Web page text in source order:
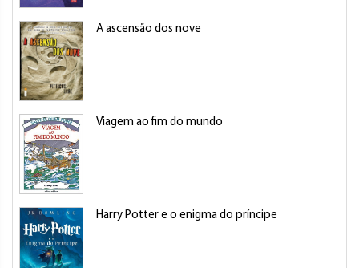
A ascensão dos nove
Viagem ao fim do mundo
Harry Potter e o enigma do príncipe